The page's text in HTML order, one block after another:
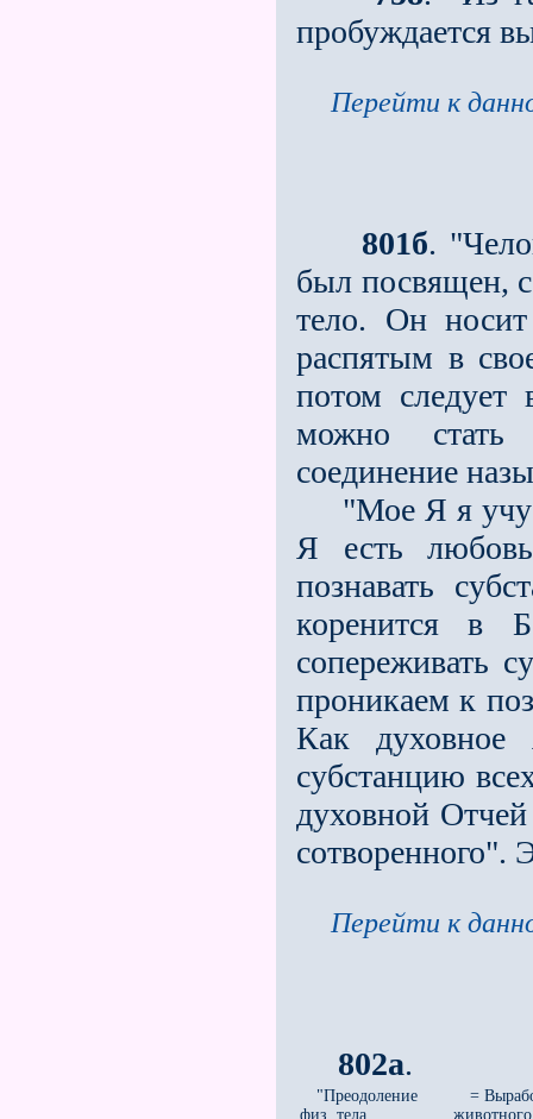
пробуждается
Перейти к
801б.
был посвящен,
тело. Он
распятым в
потом следует
можно стать
соединение
"Мое Я я учусь
Я есть
познавать
коренится в
сопереживать
проникаем к
Как
субстанцию
духовной
сотворенного".
Перейти к
802а.
"Преодоление
физ. тела
=
животного